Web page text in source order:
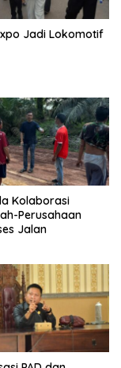
Jadi Lokomotif
Kolaborasi
Perusahaan
Jalan